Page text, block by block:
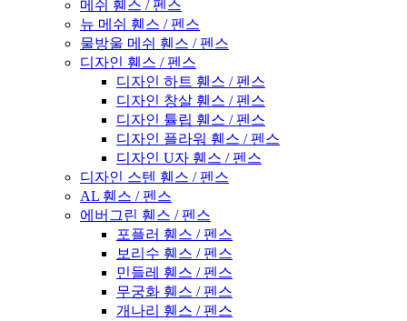
메쉬 휀스 / 펜스
뉴 메쉬 휀스 / 펜스
물방울 메쉬 휀스 / 펜스
디자인 휀스 / 펜스
디자인 하트 휀스 / 펜스
디자인 창살 휀스 / 펜스
디자인 튤립 휀스 / 펜스
디자인 플라워 휀스 / 펜스
디자인 U자 휀스 / 펜스
디자인 스텐 휀스 / 펜스
AL 휀스 / 펜스
에버그린 휀스 / 펜스
포플러 휀스 / 펜스
보리수 휀스 / 펜스
민들레 휀스 / 펜스
무궁화 휀스 / 펜스
개나리 휀스 / 펜스